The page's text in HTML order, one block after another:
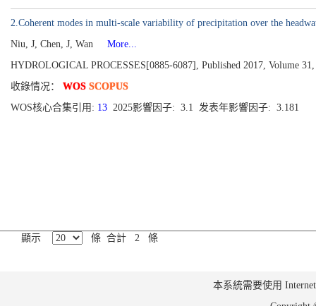
2.Coherent modes in multi-scale variability of precipitation over the
Niu, J, Chen, J, Wan
More...
HYDROLOGICAL PROCESSES[0885-6087], Published 2017, Volume 31,
收錄情况： WOS SCOPUS
WOS核心合集引用: 13 2025影響因子: 3.1 发表年影響因子: 3.181
顯示 條 合計 2 條
本系統需要使用